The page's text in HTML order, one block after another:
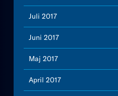
Juli 2017
Juni 2017
Maj 2017
April 2017